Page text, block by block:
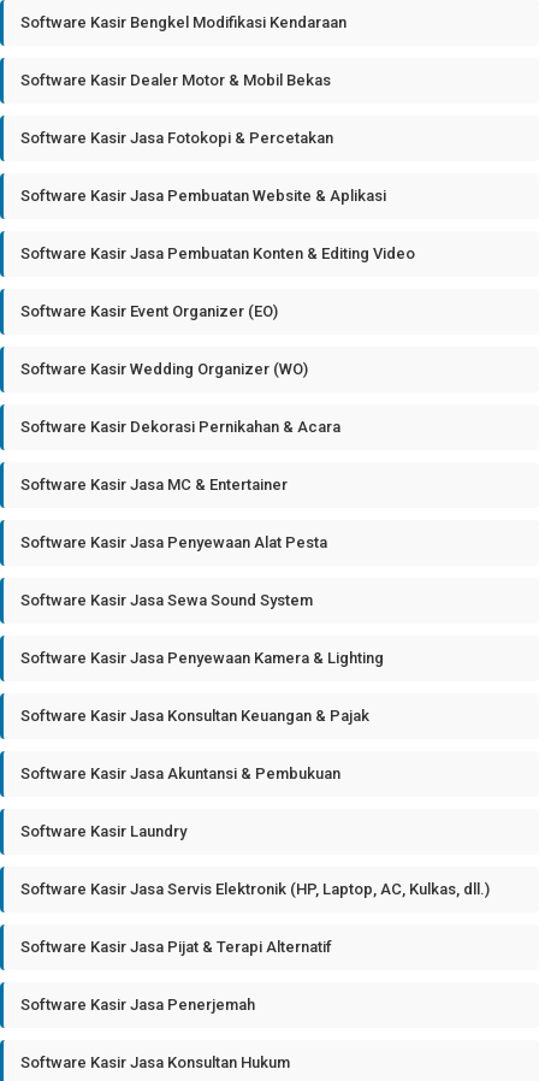
Software Kasir Bengkel Modifikasi Kendaraan
Software Kasir Dealer Motor & Mobil Bekas
Software Kasir Jasa Fotokopi & Percetakan
Software Kasir Jasa Pembuatan Website & Aplikasi
Software Kasir Jasa Pembuatan Konten & Editing Video
Software Kasir Event Organizer (EO)
Software Kasir Wedding Organizer (WO)
Software Kasir Dekorasi Pernikahan & Acara
Software Kasir Jasa MC & Entertainer
Software Kasir Jasa Penyewaan Alat Pesta
Software Kasir Jasa Sewa Sound System
Software Kasir Jasa Penyewaan Kamera & Lighting
Software Kasir Jasa Konsultan Keuangan & Pajak
Software Kasir Jasa Akuntansi & Pembukuan
Software Kasir Laundry
Software Kasir Jasa Servis Elektronik (HP, Laptop, AC, Kulkas, dll.)
Software Kasir Jasa Pijat & Terapi Alternatif
Software Kasir Jasa Penerjemah
Software Kasir Jasa Konsultan Hukum